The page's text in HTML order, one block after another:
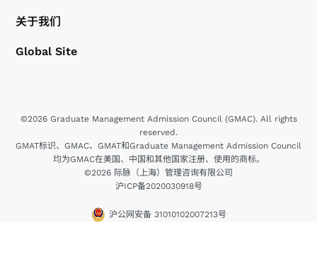
关于我们
Global Site
©2026 Graduate Management Admission Council (GMAC). All rights
reserved.
GMAT标识、GMAC、GMAT和Graduate Management Admission Council
均为GMAC在美国、中国和其他国家注册、使用的商标。
©2026 际脉（上海）管理咨询有限公司
沪ICP备2020030918号
沪公网安备 31010102007213号